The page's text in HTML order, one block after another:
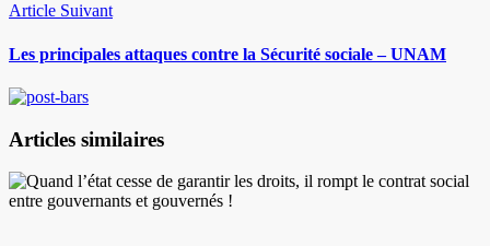
Article Suivant
Les principales attaques contre la Sécurité sociale – UNAM
Articles similaires